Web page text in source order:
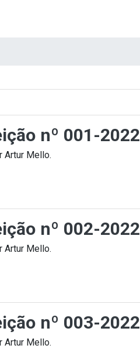
nº 001-2022
Artur Mello.
nº 002-2022
Artur Mello.
nº 003-2022
Artur Mello.